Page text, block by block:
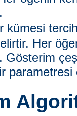
kümesi
Her
Gösterim
parametresi